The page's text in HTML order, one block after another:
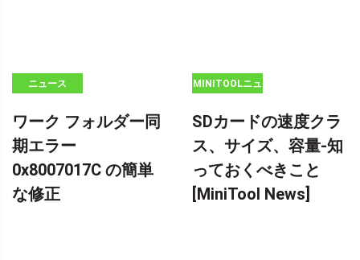
ニュース
ワーク フォルダー同
期エラー
0x8007017C の簡単
な修正
MINITOOLニュ
SDカードの速度クラ
ス、サイズ、容量-知
っておくべきこと
[MiniTool News]